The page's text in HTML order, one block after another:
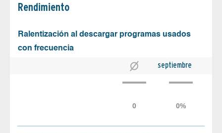
Rendimiento
Ralentización al descargar programas usados
con frecuencia
septiembre